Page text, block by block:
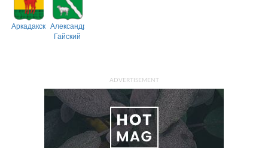
АркадакскийАлександрово-
Гайский
ADVERTISEMENT